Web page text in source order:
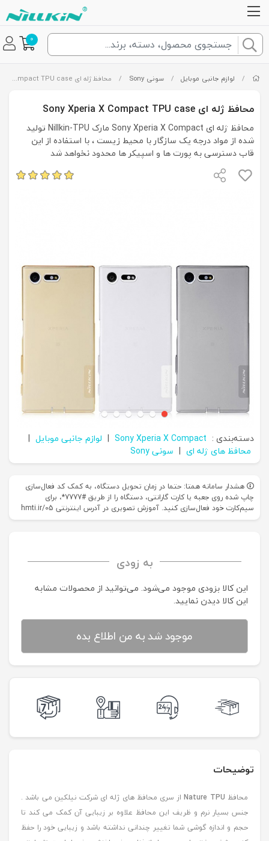
0
/ لوازم جانبی موبایل / سونی Sony / محافظ ژله ای Sony Xperia X Compact TPU case
محافظ ژله ای Sony Xperia X Compact TPU case
محافظ ژله ای Sony Xperia X Compact مارک Nillkin-TPU تولید
شده از مواد درجه یک سازگار با محیط زیست ، با استفاده از این
قاب دسترسی به پورت ها و اسپیکر ها محدود نخواهد شد
دسته‌بندی : Sony Xperia X Compact
| لوازم جانبی موبایل |
محافظ های ژله‌ ای | سونی Sony
هشدار سامانه همتا: حتما در زمان تحویل دستگاه، به کمک کد فعال‌سازی
چاپ شده روی جعبه یا کارت گارانتی، دستگاه را از طریق #7777*، برای
سیم‌کارت خود فعال‌سازی کنید. آموزش تصویری در آدرس اینترنتی hmti.ir/05
به زودی
این کالا بزودی موجود می‌شود. می‌توانید از محصولات مشابه
این کالا دیدن نمایید.
موجود شد به من اطلاع بده
توضیحات
محافظ Nature TPUاز سری محافظ های ژله ای شرکت نیلکین می باشد .
جنس بسیار نرم و ظریف این محافظ علاوه بر زیبایی آن کمک می کند تا
حجم و اندازه گوشی شما تغییر چندانی نداشته باشد و زیبایی خود را حفظ